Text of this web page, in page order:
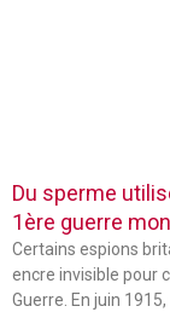
Du sperme
1ère guerre
Certains espions
encre invisible pour
Guerre. En juin